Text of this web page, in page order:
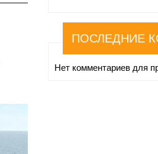
ПОСЛЕДНИЕ
Нет комментариев для